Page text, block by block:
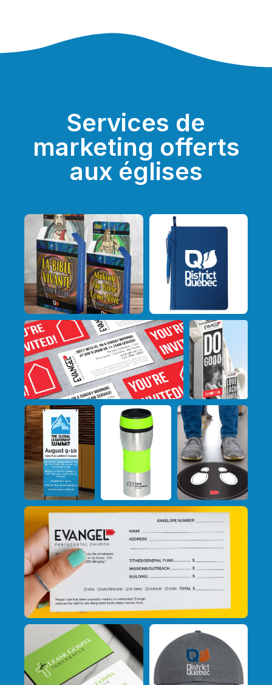
Services de
marketing offerts
aux églises